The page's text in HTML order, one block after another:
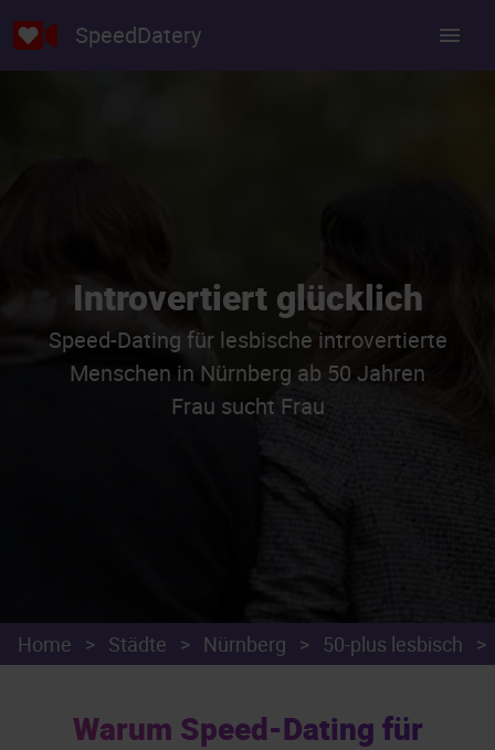
SpeedDatery
Introvertiert glücklich
Speed-Dating für lesbische introvertierte
Menschen in Nürnberg ab 50 Jahren
Frau sucht Frau
Home > Städte > Nürnberg > 50-plus lesbisch >
Warum Speed-Dating für